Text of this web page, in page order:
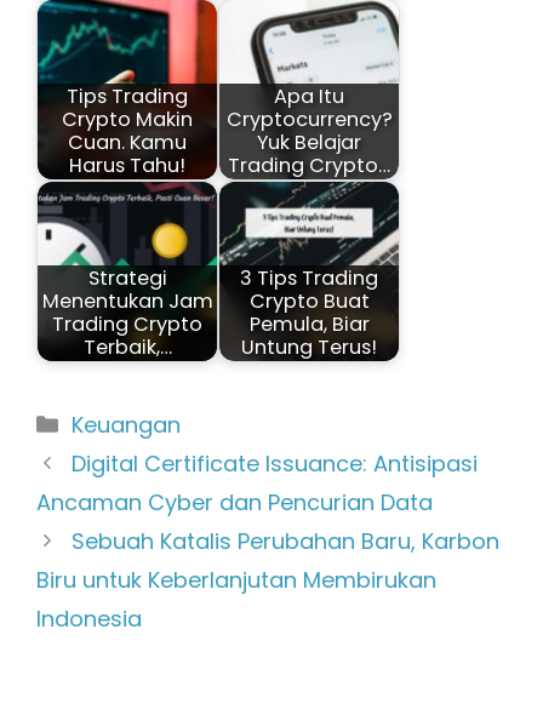
Tips Trading
Crypto Makin
Cuan. Kamu
Harus Tahu!
Apa Itu
Cryptocurrency?
Yuk Belajar
Trading Crypto…
Strategi
Menentukan Jam
Trading Crypto
Terbaik,…
3 Tips Trading
Crypto Buat
Pemula, Biar
Untung Terus!
Kategori
Keuangan
Digital Certificate Issuance: Antisipasi
Ancaman Cyber dan Pencurian Data
Sebuah Katalis Perubahan Baru, Karbon
Biru untuk Keberlanjutan Membirukan
Indonesia